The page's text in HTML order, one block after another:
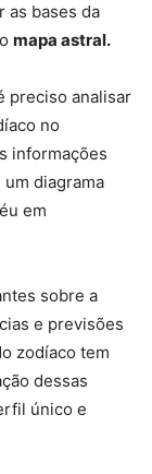
as bases da
mapa astral.
preciso analisar
no
informações
diagrama
em
sobre a
e previsões
zodíaco tem
dessas
único e